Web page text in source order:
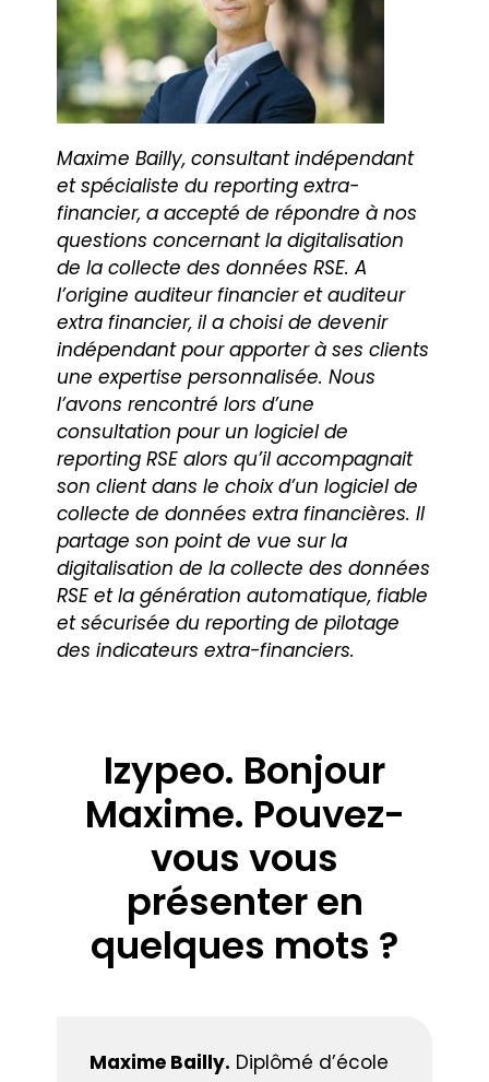
Maxime Bailly, consultant indépendant
et spécialiste du reporting extra-
financier, a accepté de répondre à nos
questions concernant la digitalisation
de la collecte des données RSE. A
l’origine auditeur financier et auditeur
extra financier, il a choisi de devenir
indépendant pour apporter à ses clients
une expertise personnalisée. Nous
l’avons rencontré lors d’une
consultation pour un logiciel de
reporting RSE alors qu’il accompagnait
son client dans le choix d’un logiciel de
collecte de données extra financières. Il
partage son point de vue sur la
digitalisation de la collecte des données
RSE et la génération automatique, fiable
et sécurisée du reporting de pilotage
des indicateurs extra-financiers.
Izypeo. Bonjour
Maxime. Pouvez-
vous vous
présenter en
quelques mots ?
Maxime Bailly. Diplômé d’école